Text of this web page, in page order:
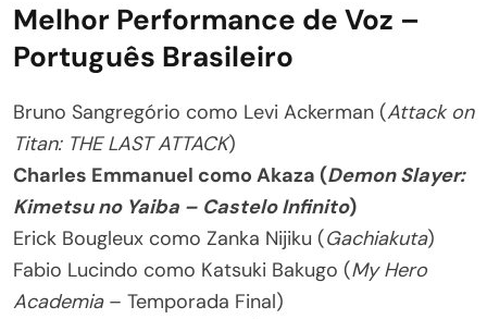
Melhor Performance de Voz –
Português Brasileiro
Bruno Sangregório como Levi Ackerman (Attack on
Titan: THE LAST ATTACK)
Charles Emmanuel como Akaza (Demon Slayer:
Kimetsu no Yaiba – Castelo Infinito)
Erick Bougleux como Zanka Nijiku (Gachiakuta)
Fabio Lucindo como Katsuki Bakugo (My Hero
Academia– Temporada Final)